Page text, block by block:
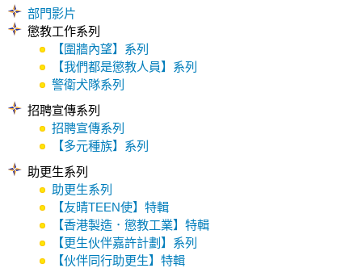
部門影片
懲教工作系列
【圍牆內望】系列
【我們都是懲教人員】系列
警衛犬隊系列
招聘宣傳系列
招聘宣傳系列
【多元種族】系列
助更生系列
助更生系列
【友晴TEEN使】特輯
【香港製造．懲教工業】特輯
【更生伙伴嘉許計劃】系列
【伙伴同行助更生】特輯